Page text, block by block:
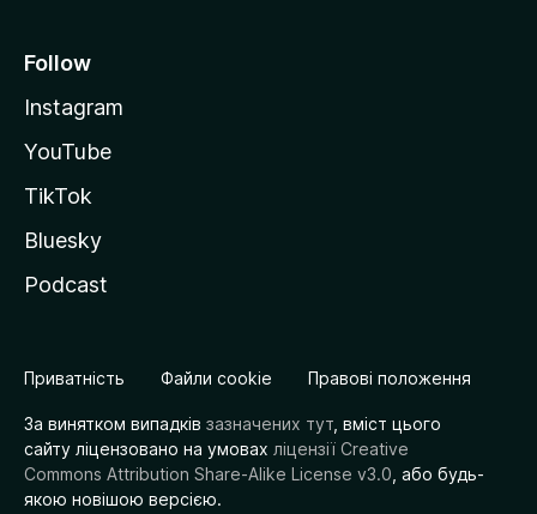
Follow
Instagram
YouTube
TikTok
Bluesky
Podcast
Приватність Файли cookie Правові положення
За винятком випадків зазначених тут , вміст цього
сайту ліцензовано на умовах ліцензії Creative
Commons Attribution Share-Alike License v3.0 , або будь-
якою новішою версією.